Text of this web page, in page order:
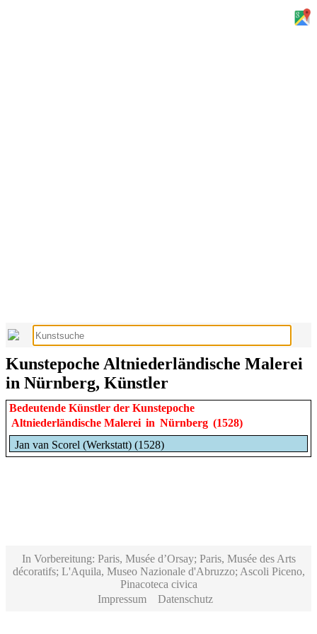
Kunstepoche Altniederländische Malerei
in Nürnberg, Künstler
Bedeutende Künstler der Kunstepoche
Altniederländische Malerei in Nürnberg (1528)
Jan van Scorel (Werkstatt) (1528)
In Vorbereitung: Paris, Musée d’Orsay; Paris, Musée des Arts
décoratifs; L'Aquila, Museo Nazionale d'Abruzzo; Ascoli Piceno,
Pinacoteca civica
Impressum
Datenschutz